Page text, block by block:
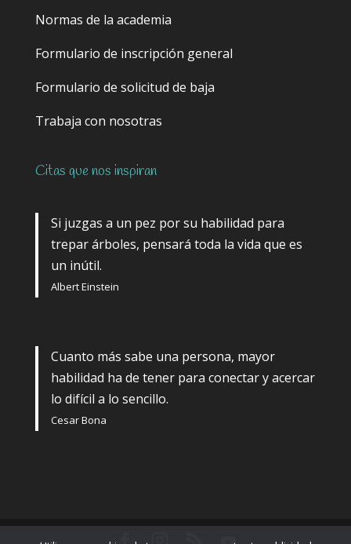
Normas de la academia
Formulario de inscripción general
Formulario de solicitud de baja
Trabaja con nosotras
Citas que nos inspiran
Si juzgas a un pez por su habilidad para
trepar árboles, pensará toda la vida que es
un inútil.
Albert Einstein
Cuanto más sabe una persona, mayor
habilidad ha de tener para conectar y acercar
lo difícil a lo sencillo.
Cesar Bona